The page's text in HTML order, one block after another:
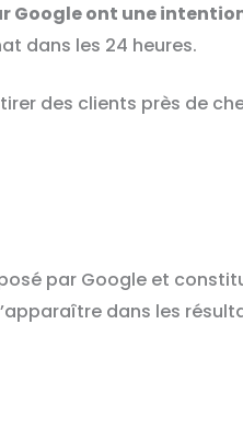
Google ont une
dans les 24 heures.
des clients près de
par Google et
dans les